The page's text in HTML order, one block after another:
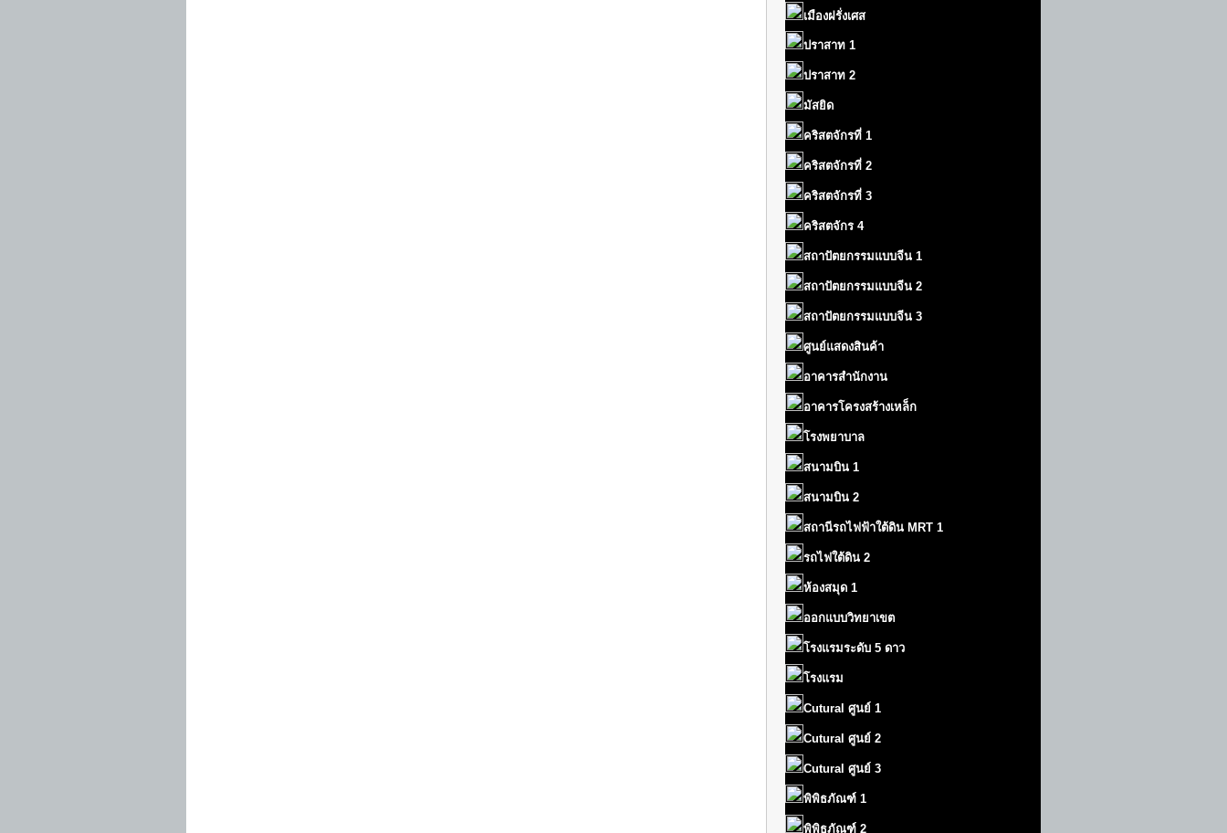
เมืองฝรั่งเศส
ปราสาท 1
ปราสาท 2
มัสยิด
คริสตจักรที่ 1
คริสตจักรที่ 2
คริสตจักรที่ 3
คริสตจักร 4
สถาปัตยกรรมแบบจีน 1
สถาปัตยกรรมแบบจีน 2
สถาปัตยกรรมแบบจีน 3
ศูนย์แสดงสินค้า
อาคารสำนักงาน
อาคารโครงสร้างเหล็ก
โรงพยาบาล
สนามบิน 1
สนามบิน 2
สถานีรถไฟฟ้าใต้ดิน MRT 1
รถไฟใต้ดิน 2
ห้องสมุด 1
ออกแบบวิทยาเขต
โรงแรมระดับ 5 ดาว
โรงแรม
Cutural ศูนย์ 1
Cutural ศูนย์ 2
Cutural ศูนย์ 3
พิพิธภัณฑ์ 1
พิพิธภัณฑ์ 2